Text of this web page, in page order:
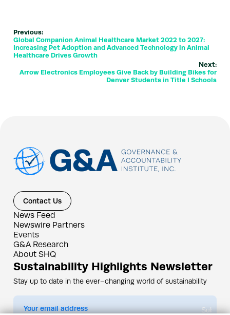
Previous:
Global Companion Animal Healthcare Market 2022 to 2027:
Increasing Pet Adoption and Advanced Technology in Animal
Healthcare Drives Growth
Next:
Arrow Electronics Employees Give Back by Building Bikes for
Denver Students in Title I Schools
Contact Us
News Feed
Newswire Partners
Events
G&A Research
About SHQ
Sustainability Highlights Newsletter
Stay up to date in the ever–changing world of sustainability
Submit